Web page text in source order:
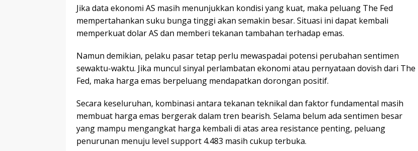
Jika data ekonomi AS masih menunjukkan kondisi yang kuat, maka peluang The Fed
mempertahankan suku bunga tinggi akan semakin besar. Situasi ini dapat kembali
memperkuat dolar AS dan memberi tekanan tambahan terhadap emas.
Namun demikian, pelaku pasar tetap perlu mewaspadai potensi perubahan sentimen
sewaktu-waktu. Jika muncul sinyal perlambatan ekonomi atau pernyataan dovish dari The
Fed, maka harga emas berpeluang mendapatkan dorongan positif.
Secara keseluruhan, kombinasi antara tekanan teknikal dan faktor fundamental masih
membuat harga emas bergerak dalam tren bearish. Selama belum ada sentimen besar
yang mampu mengangkat harga kembali di atas area resistance penting, peluang
penurunan menuju level support 4.483 masih cukup terbuka.